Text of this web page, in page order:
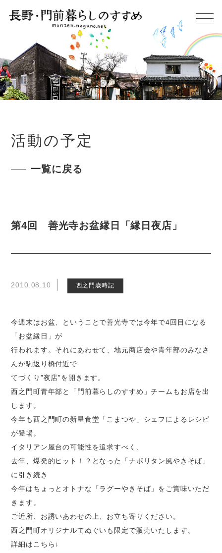
活動の予定
一覧に戻る
第4回 善光寺お盆縁日「縁日夜店」
2010.08.10 西之門歳時記
今週末はお盆、ということで善光寺では今年で4回目になる
「お盆縁日」が
行われます。それにあわせて、地元商店会や青年部のみなさ
んが駒返り橋付近で
てづくり”夜店”を開きます。
西之門町青年部と「門前暮らしのすすめ」チームもお店を出
します。
今年も西之門町の新星食堂「こまつや」シェフによるレシピ
が登場。
イタリアン屋台の可能性を追求すべく、
去年、爆発的ヒット！？となった「ナポリタン風やきそば」
に引き続き
今年はちょっとオトナな「ラグーやきそば」をご賞味いただ
きます。
ご近所、お誘いあわせの上、お立ち寄りください。
西之門町オリジナルてぬぐいも限定で販売いたします。
詳細はこちら↓